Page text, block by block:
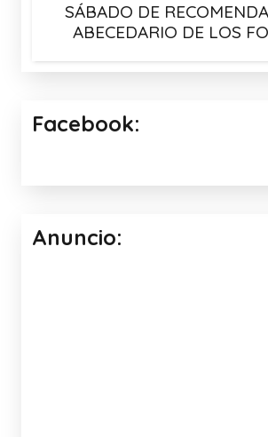
SÁBADO DE
ABECEDARIO DE LOS
Facebook:
Anuncio: